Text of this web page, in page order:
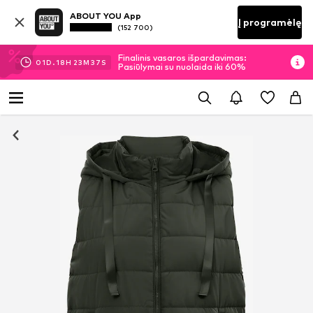
ABOUT YOU App
(152 700) Į programėlę
01D.18H 23M 36 S
Finalinis vasaros išpardavimas:
Pasiūlymai su nuolaida iki 60%